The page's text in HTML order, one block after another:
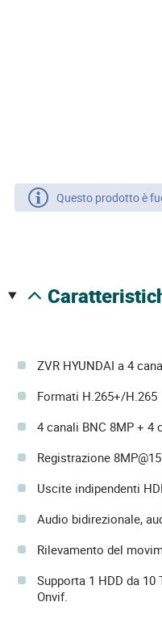
Questo prodotto è
ZVR HYUNDAI a 4
Formati H.265+/H.265
4 canali BNC 8MP + 4
Registrazione
Uscite indipendenti
Audio bidirezionale,
Rilevamento del
Supporta 1 HDD da 10
Onvif.